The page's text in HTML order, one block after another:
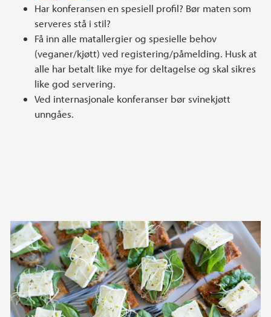
Har konferansen en spesiell profil? Bør maten som
serveres stå i stil?
Få inn alle matallergier og spesielle behov
(veganer/kjøtt) ved registering/påmelding. Husk at
alle har betalt like mye for deltagelse og skal sikres
like god servering.
Ved internasjonale konferanser bør svinekjøtt
unngåes.